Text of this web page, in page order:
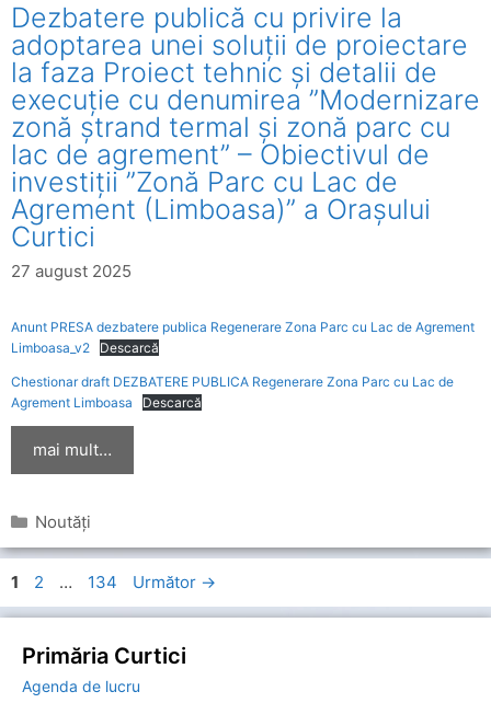
Dezbatere publică cu privire la
adoptarea unei soluții de proiectare
la faza Proiect tehnic și detalii de
execuție cu denumirea ”Modernizare
zonă ștrand termal și zonă parc cu
lac de agrement” – Obiectivul de
investiții ”Zonă Parc cu Lac de
Agrement (Limboasa)” a Orașului
Curtici
27 august 2025
Anunt PRESA dezbatere publica Regenerare Zona Parc cu Lac de Agrement
Limboasa_v2
Descarcă
Chestionar draft DEZBATERE PUBLICA Regenerare Zona Parc cu Lac de
Agrement Limboasa
Descarcă
mai mult…
Categorii
Noutăți
Pagina
1 Pagina
2 … Pagina
134 Următor →
Primăria Curtici
Agenda de lucru